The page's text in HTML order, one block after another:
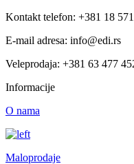
Kontakt telefon: +381 18
E-mail adresa: info@edi.rs
Veleprodaja: +381 63 477
Informacije
O nama
Maloprodaje